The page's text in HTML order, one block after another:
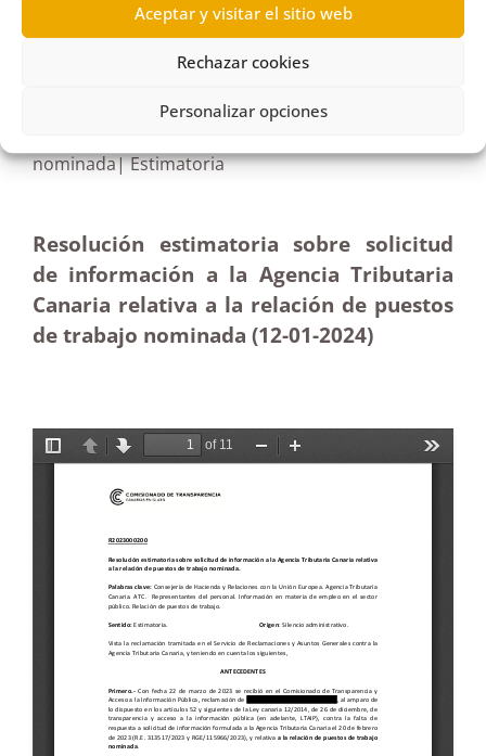
Aceptar y visitar el sitio web
Rechazar cookies
Personalizar opciones
R200/2023
Solicitud de información a la Agencia Tributaria
nominada| Estimatoria
Resolución estimatoria sobre solicitud
de información a la Agencia Tributaria
Canaria relativa a la relación de puestos
de trabajo nominada (12-01-2024)